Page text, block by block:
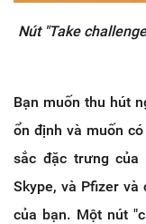
Nút "Take
Bạn muốn thu hút
ổn định và muốn
sắc đặc trưng của
Skype, và Pfizer
của bạn. Một nút